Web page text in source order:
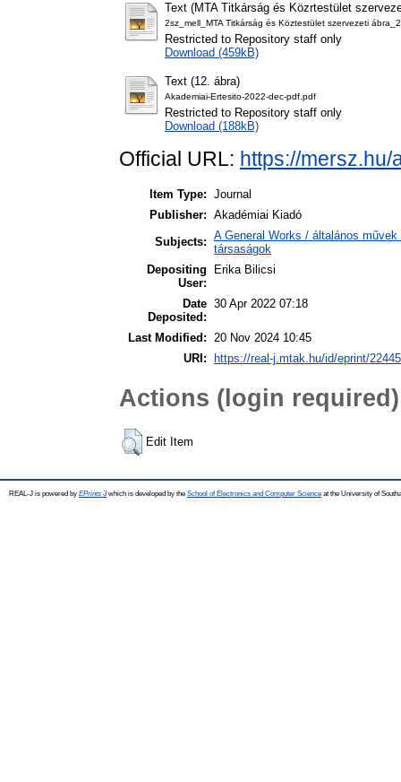
Text (MTA Titkárság és Közrtestület
2sz_mell_MTA Titkárság és Köztestület szervezeti
Restricted to Repository staff only
Download (459kB)
Text (12. ábra)
Akademiai-Ertesito-2022-dec-pdf.pdf
Restricted to Repository staff only
Download (188kB)
Official URL: https://
Item Type: Journal
Publisher: Akadémiai Kiadó
Subjects: A General Works / általános
társaságok
Depositing
User:
Erika Bilicsi
Date
Deposited:
30 Apr 2022 07:18
Last Modified: 20 Nov 2024 10:45
URI:
https://real-j.mtak.hu/id/eprint/22445
Actions (login required)
Edit Item
REAL-J is powered by EPrints 3which is developed by the School of Electronics and Computer Science at the University of